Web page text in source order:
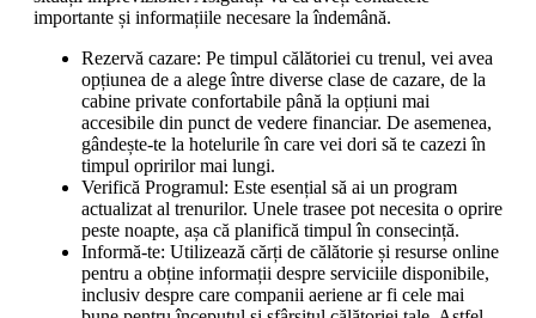
importante și informațiile necesare la îndemână.
Rezervă cazare: Pe timpul călătoriei cu trenul, vei avea
opțiunea de a alege între diverse clase de cazare, de la
cabine private confortabile până la opțiuni mai
accesibile din punct de vedere financiar. De asemenea,
gândește-te la hotelurile în care vei dori să te cazezi în
timpul opririlor mai lungi.
Verifică Programul: Este esențial să ai un program
actualizat al trenurilor. Unele trasee pot necesita o oprire
peste noapte, așa că planifică timpul în consecință.
Informă-te: Utilizează cărți de călătorie și resurse online
pentru a obține informații despre serviciile disponibile,
inclusiv despre care companii aeriene ar fi cele mai